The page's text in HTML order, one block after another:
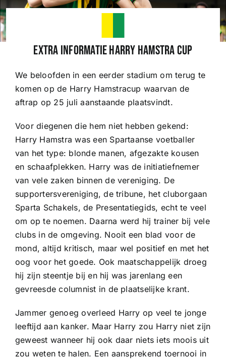
Teams
Wedstrijden
Trainingsschema
Leden
Clubinformatie
Het eerste
Organisatie
Sponsoren
Commissies
ClubTV
Club van 100
Extra informatie Harry Hamstra Cup
We beloofden in een eerder stadium om terug te
komen op de Harry Hamstracup waarvan de
aftrap op 25 juli aanstaande plaatsvindt.
Voor diegenen die hem niet hebben gekend:
Harry Hamstra was een Spartaanse voetballer
van het type: blonde manen, afgezakte kousen
en schaafplekken. Harry was de initiatiefnemer
van vele zaken binnen de vereniging. De
supportersvereniging, de tribune, het cluborgaan
Sparta Schakels, de Presentatiegids, echt te veel
om op te noemen. Daarna werd hij trainer bij vele
clubs in de omgeving. Nooit een blad voor de
mond, altijd kritisch, maar wel positief en met het
oog voor het goede. Ook maatschappelijk droeg
hij zijn steentje bij en hij was jarenlang een
gevreesde columnist in de plaatselijke krant.
Jammer genoeg overleed Harry op veel te jonge
leeftijd aan kanker. Maar Harry zou Harry niet zijn
geweest wanneer hij ook daar niets iets moois uit
zou weten te halen. Een aansprekend toernooi in